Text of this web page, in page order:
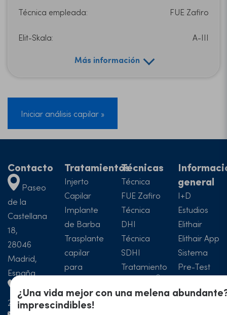
Técnica empleada: FUE Zafiro
Elit-Skala:
A-III
Más información
Iniciar análisis capilar »
Contacto
Paseo
de la
Castellana
18,
28046
Madrid,
España
+34 911
23 73 64
Tratamientos
Injerto
Capilar
Implante
de Barba
Trasplante
capilar
para
Implante
de cejas
Técnicas
Técnica
FUE Zafiro
Técnica
DHI
Técnica
SDHI
Tratamiento
Antes y
general
I+D
Estudios
Elithair
Elithair App
Sistema
Pre-Test
Precios
¿Una vida mejor con una melena
imprescindibles!